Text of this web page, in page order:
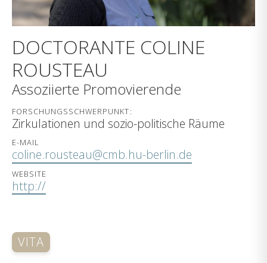
DOCTORANTE COLINE
ROUSTEAU
Assoziierte Promovierende
FORSCHUNGSSCHWERPUNKT:
Zirkulationen und sozio-politische Räume
E-MAIL
coline.rousteau@cmb.hu-berlin.de
WEBSITE
http://
VITA